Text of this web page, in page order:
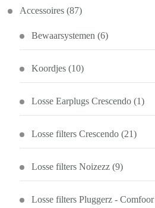
Accessoires (87)
Bewaarsystemen (6)
Koordjes (10)
Losse Earplugs Crescendo (1)
Losse filters Crescendo (21)
Losse filters Noizezz (9)
Losse filters Pluggerz - Comfoor